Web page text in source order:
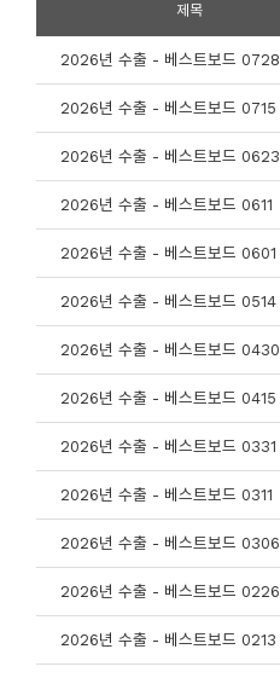
제목
2026년 수출 - 베스트보드 0728
2026년 수출 - 베스트보드 0715
2026년 수출 - 베스트보드 0623
2026년 수출 - 베스트보드 0611
2026년 수출 - 베스트보드 0601
2026년 수출 - 베스트보드 0514
2026년 수출 - 베스트보드 0430
2026년 수출 - 베스트보드 0415
2026년 수출 - 베스트보드 0331
2026년 수출 - 베스트보드 0311
2026년 수출 - 베스트보드 0306
2026년 수출 - 베스트보드 0226
2026년 수출 - 베스트보드 0213